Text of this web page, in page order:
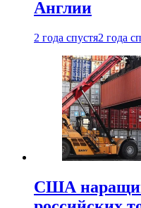
Англии
2 года спустя2 года
США